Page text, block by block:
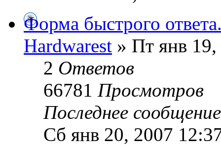
Форма быстрого
Hardwarest » Пт янв
2 Ответов
66781 Просмотров
Последнее
Сб янв 20, 2007